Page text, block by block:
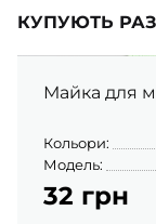
КУПУЮТЬ
Майка для
Кольори:
Модель:
32 грн